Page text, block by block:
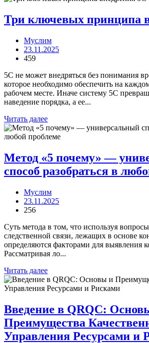
Три ключевых принципа
Муслим
23.11.2025
459
5С не может внедряться без понимания
которое необходимо обеспечить на
рабочем месте. Иначе систему 5С
наведение порядка, а ее...
Читать далее
Метод «5 почему» —
способ разобраться в
Муслим
23.11.2025
256
Суть метода в том, что используя
следственной связи, лежащих в основе
определяются факторами для выявления
Рассматривая ло...
Читать далее
Введение в QRQC:
Преимущества
Управления Ресурсами и